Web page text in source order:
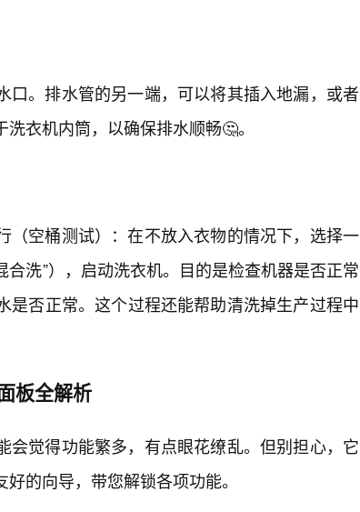
口。排水管的另一端，可以将其插入地漏，或者
衣机内筒，以确保排水顺畅🤔。
（空桶测试）：在不放入衣物的情况下，选择一
合洗”），启动洗衣机。目的是检查机器是否正常
是否正常。这个过程还能帮助清洗掉生产过程中
板全解析
会觉得功能繁多，有点眼花缭乱。但别担心，它
的向导，带您解锁各项功能。